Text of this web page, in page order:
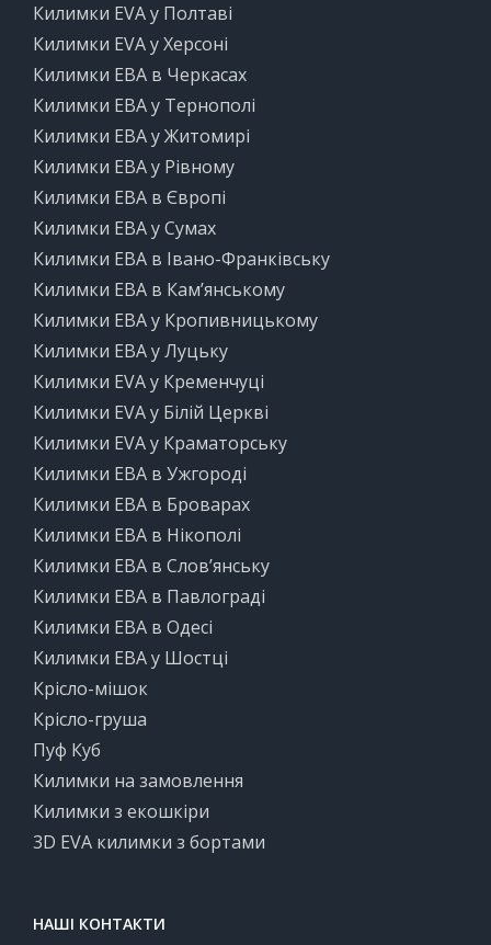
Килимки EVA у Полтаві
Килимки EVA у Херсоні
Килимки ЕВА в Черкасах
Килимки ЕВА у Тернополі
Килимки ЕВА у Житомирі
Килимки ЕВА у Рівному
Килимки ЕВА в Європі
Килимки ЕВА у Сумах
Килимки ЕВА в Івано-Франківську
Килимки ЕВА в Кам’янському
Килимки ЕВА у Кропивницькому
Килимки ЕВА у Луцьку
Килимки EVA у Кременчуці
Килимки EVA у Білій Церкві
Килимки EVA у Краматорську
Килимки ЕВА в Ужгороді
Килимки ЕВА в Броварах
Килимки ЕВА в Нікополі
Килимки ЕВА в Слов’янську
Килимки ЕВА в Павлограді
Килимки ЕВА в Одесі
Килимки ЕВА у Шостці
Крісло-мішок
Крісло-груша
Пуф Куб
Килимки на замовлення
Килимки з екошкіри
3D EVA килимки з бортами
НАШІ КОНТАКТИ